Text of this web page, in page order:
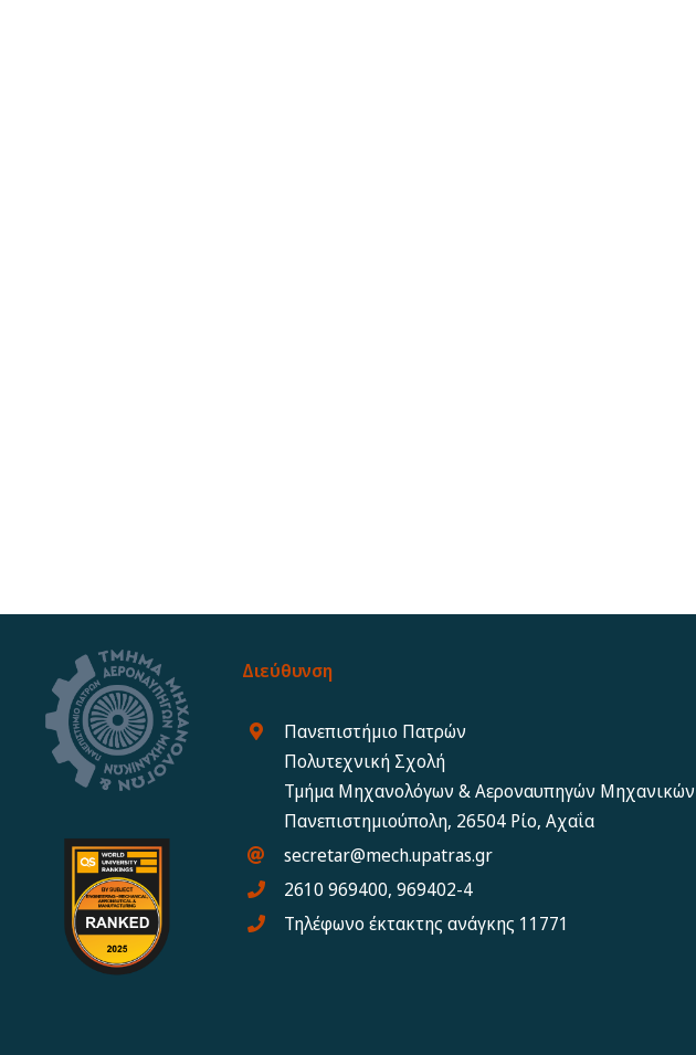
Διεύθυνση
Πανεπιστήμιο Πατρών
Πολυτεχνική Σχολή
Τμήμα Μηχανολόγων & Αεροναυπηγών Μηχανικών
Πανεπιστημιούπολη, 26504 Ρίο, Αχαΐα
secretar@mech.upatras.gr
2610 969400, 969402-4
Τηλέφωνο έκτακτης ανάγκης 11771